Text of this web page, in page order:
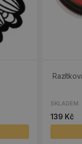
SKLADEM
139 Kč